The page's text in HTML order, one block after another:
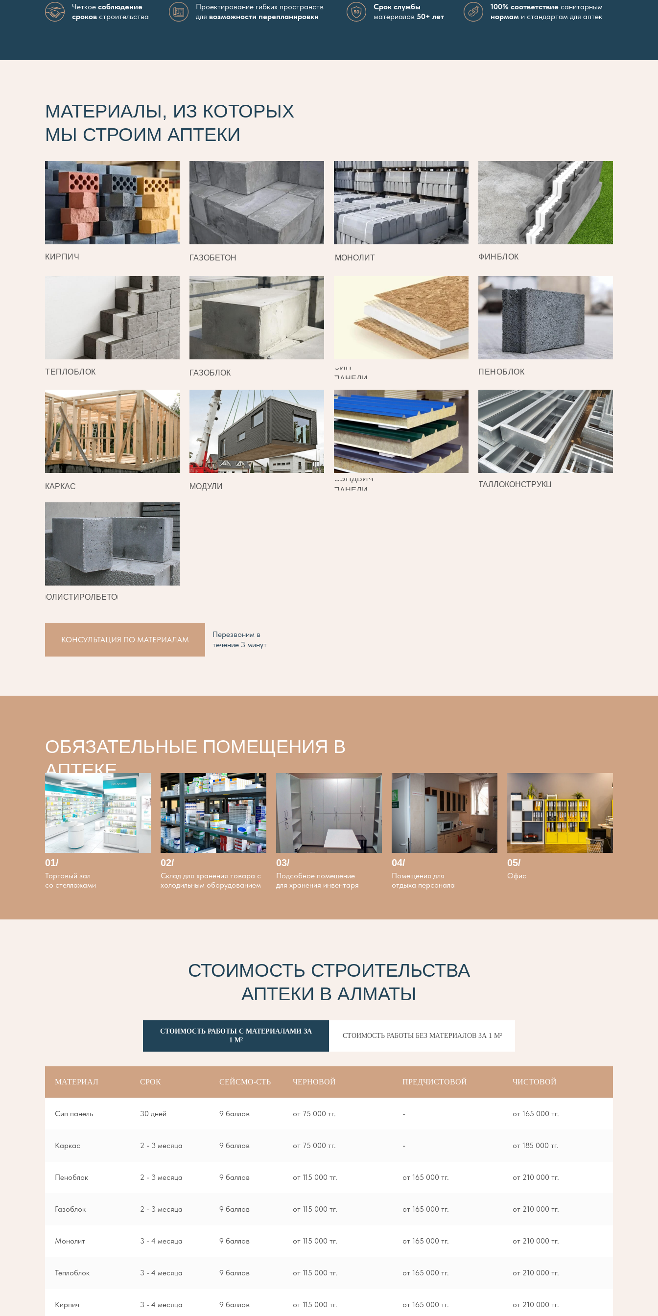
100% соответствие санитарным
нормам и стандартам для аптек
Проектирование гибких пространств
для возможности перепланировки
Четкое соблюдение
сроков строительства
Срок службы
материалов 50+ лет
МАТЕРИАЛЫ, ИЗ КОТОРЫХ
МЫ СТРОИМ АПТЕКИ
КИРПИЧ
ПЕНОБЛОК
ТЕПЛОБЛОК
ФИНБЛОК
МОНОЛИТ
СИП
ПАНЕЛИ
ГАЗОБЛОК
КАРКАС
ГАЗОБЕТОН
МОДУЛИ
СЭНДВИЧ
ПАНЕЛИ
ПОЛИСТИРОЛБЕТОН
МЕТАЛЛОКОНСТРУКЦИИ
КОНСУЛЬТАЦИЯ ПО МАТЕРИАЛАМ
Перезвоним в
течение 3 минут
ОБЯЗАТЕЛЬНЫЕ ПОМЕЩЕНИЯ В
АПТЕКЕ
01/
Торговый зал
со стеллажами
02/
Склад для хранения товара с
холодильным оборудованием
03/
Подсобное помещение
для хранения инвентаря
04/
Помещения для
отдыха персонала
05/
Офис
СТОИМОСТЬ СТРОИТЕЛЬСТВА
АПТЕКИ В АЛМАТЫ
СТОИМОСТЬ РАБОТЫ С МАТЕРИАЛАМИ ЗА
1 М²
СТОИМОСТЬ РАБОТЫ БЕЗ МАТЕРИАЛОВ ЗА 1 М²
МАТЕРИАЛ СРОК СЕЙСМО-СТЬ ЧЕРНОВОЙ ПРЕДЧИСТОВОЙ ЧИСТОВОЙ
Сип панель 30 дней 9 баллов от 75 000 тг. - от 165 000 тг.
Каркас 2 - 3 месяца 9 баллов от 75 000 тг. - от 185 000 тг.
Пеноблок 2 - 3 месяца 9 баллов от 115 000 тг. от 165 000 тг. от 210 000 тг.
Газоблок 2 - 3 месяца 9 баллов от 115 000 тг. от 165 000 тг. от 210 000 тг.
Монолит 3 - 4 месяца 9 баллов от 115 000 тг. от 165 000 тг. от 210 000 тг.
Теплоблок 3 - 4 месяца 9 баллов от 115 000 тг. от 165 000 тг. от 210 000 тг.
Кирпич 3 - 4 месяца 9 баллов от 115 000 тг. от 165 000 тг. от 210 000 тг.